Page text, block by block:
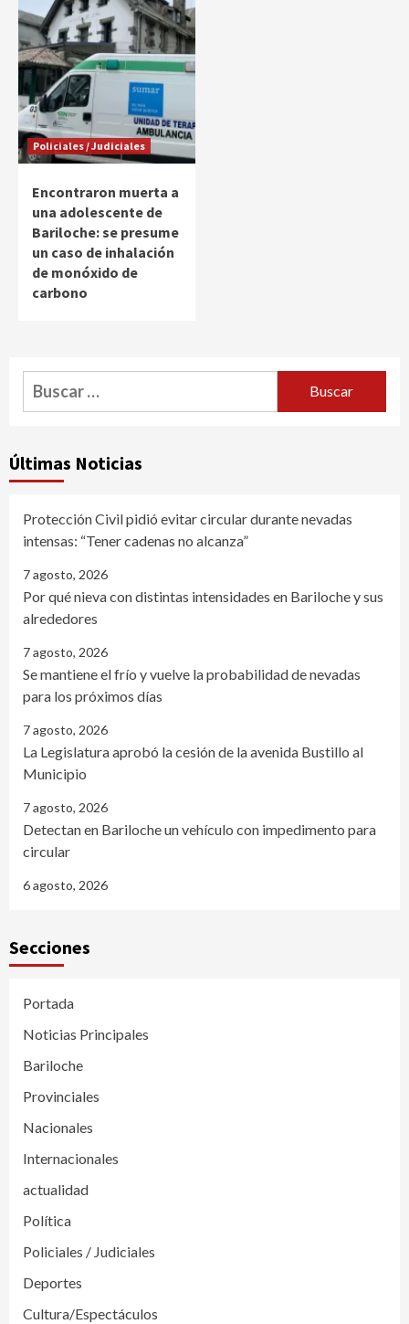
Policiales / Judiciales
Encontraron muerta a
una adolescente de
Bariloche: se presume
un caso de inhalación
de monóxido de
carbono
Buscar:
Últimas Noticias
Protección Civil pidió evitar circular durante nevadas
intensas: “Tener cadenas no alcanza”
7 agosto, 2026
Por qué nieva con distintas intensidades en Bariloche y sus
alrededores
7 agosto, 2026
Se mantiene el frío y vuelve la probabilidad de nevadas
para los próximos días
7 agosto, 2026
La Legislatura aprobó la cesión de la avenida Bustillo al
Municipio
7 agosto, 2026
Detectan en Bariloche un vehículo con impedimento para
circular
6 agosto, 2026
Secciones
Portada
Noticias Principales
Bariloche
Provinciales
Nacionales
Internacionales
actualidad
Política
Policiales / Judiciales
Deportes
Cultura/Espectáculos